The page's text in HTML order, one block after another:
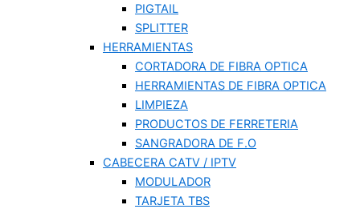
PIGTAIL
SPLITTER
HERRAMIENTAS
CORTADORA DE FIBRA OPTICA
HERRAMIENTAS DE FIBRA OPTICA
LIMPIEZA
PRODUCTOS DE FERRETERIA
SANGRADORA DE F.O
CABECERA CATV / IPTV
MODULADOR
TARJETA TBS